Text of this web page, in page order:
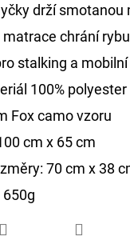
drží smotanou
chrání
stalking a
100% polyester
Fox camo vzoru
cm x 65 cm
70 cm x 38